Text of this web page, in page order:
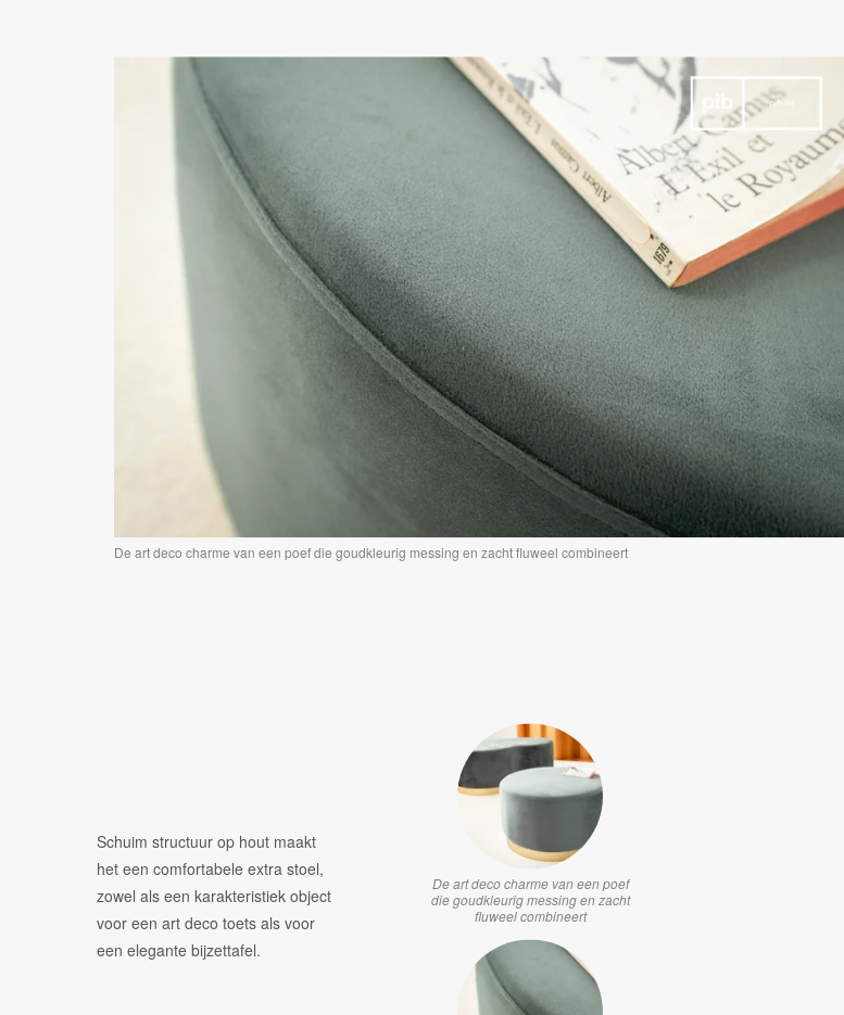
De art deco charme van een poef die goudkleurig messing en zacht fluweel combineert
Schuim structuur op hout maakt
het een comfortabele extra stoel,
zowel als een karakteristiek object
voor een art deco toets als voor
een elegante bijzettafel.
De art deco charme van een poef
die goudkleurig messing en zacht
fluweel combineert